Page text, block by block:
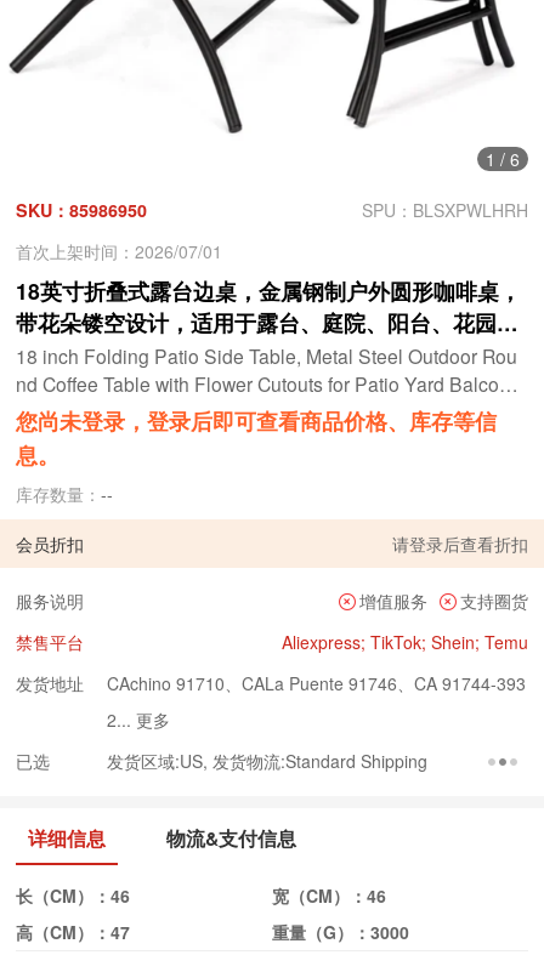
1 / 6
SKU：85986950
SPU：BLSXPWLHRH
首次上架时间：2026/07/01
18英寸折叠式露台边桌，金属钢制户外圆形咖啡桌，
带花朵镂空设计，适用于露台、庭院、阳台、花园，
黑色
18 inch Folding Patio Side Table, Metal Steel Outdoor Rou
nd Coffee Table with Flower Cutouts for Patio Yard Balcony
Garden, Black
您尚未登录，登录后即可查看商品价格、库存等信
息。
库存数量：--
会员折扣 请登录后查看折扣
服务说明 增值服务
支持圈货
禁售平台
Aliexpress; TikTok; Shein; Temu
发货地址
CAchino 91710、CALa Puente 91746、CA 91744-393
2... 更多
已选
发货区域:US, 发货物流:Standard Shipping
详细信息 物流&支付信息
长（CM）：46 宽（CM）： 46
高（CM）：47 重量（G）： 3000